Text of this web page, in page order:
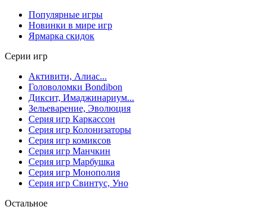
Популярные игры
Новинки в мире игр
Ярмарка скидок
Серии игр
Активити, Алиас...
Головоломки Bondibon
Диксит, Имаджинариум...
Зельеварение, Эволюция
Серия игр Каркассон
Серия игр Колонизаторы
Серия игр комиксов
Серия игр Манчкин
Серия игр Марбушка
Серия игр Монополия
Серия игр Свинтус, Уно
Остальное